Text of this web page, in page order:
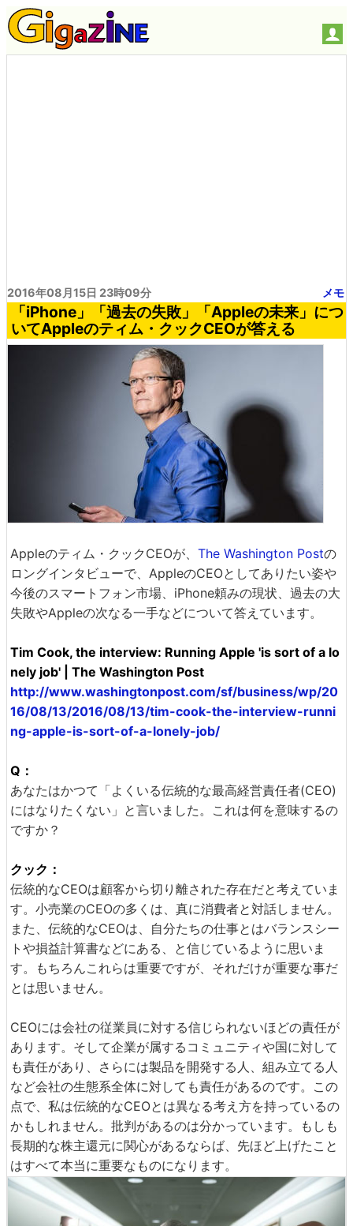
2016年08月15日 23時09分 メモ
「iPhone」「過去の失敗」「Appleの未来」につ
いてAppleのティム・クックCEOが答える
Appleのティム・クックCEOが、 The Washington Postの
ロングインタビューで、AppleのCEOとしてありたい姿や
今後のスマートフォン市場、iPhone頼みの現状、過去の大
失敗やAppleの次なる一手などについて答えています。
Tim Cook, the interview: Running Apple 'is sort of a lo
nely job' | The Washington Post
http://www.washingtonpost.com/sf/business/wp/20
16/08/13/2016/08/13/tim-cook-the-interview-runni
ng-apple-is-sort-of-a-lonely-job/
Q：
あなたはかつて「よくいる伝統的な最高経営責任者(CEO)
にはなりたくない」と言いました。これは何を意味するの
ですか？
クック：
伝統的なCEOは顧客から切り離された存在だと考えていま
す。小売業のCEOの多くは、真に消費者と対話しません。
また、伝統的なCEOは、自分たちの仕事とはバランスシー
トや損益計算書などにある、と信じているように思いま
す。もちろんこれらは重要ですが、それだけが重要な事だ
とは思いません。
CEOには会社の従業員に対する信じられないほどの責任が
あります。そして企業が属するコミュニティや国に対して
も責任があり、さらには製品を開発する人、組み立てる人
など会社の生態系全体に対しても責任があるのです。この
点で、私は伝統的なCEOとは異なる考え方を持っているの
かもしれません。批判があるのは分かっています。もしも
長期的な株主還元に関心があるならば、先ほど上げたこと
はすべて本当に重要なものになります。